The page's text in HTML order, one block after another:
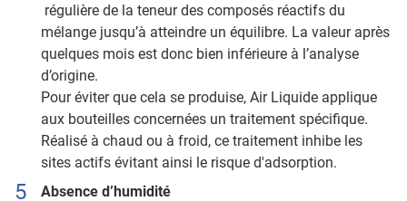
régulière de la teneur des composés réactifs du
mélange jusqu’à atteindre un équilibre. La valeur après
quelques mois est donc bien inférieure à l’analyse
d’origine.
Pour éviter que cela se produise, Air Liquide applique
aux bouteilles concernées un traitement spécifique.
Réalisé à chaud ou à froid, ce traitement inhibe les
sites actifs évitant ainsi le risque d'adsorption.
Absence d’humidité